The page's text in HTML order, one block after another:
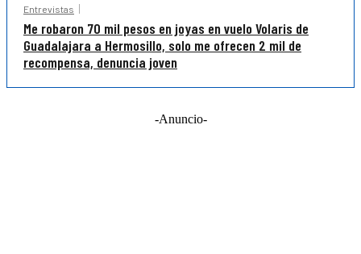
Entrevistas
Me robaron 70 mil pesos en joyas en vuelo Volaris de
Guadalajara a Hermosillo, solo me ofrecen 2 mil de
recompensa, denuncia joven
-Anuncio-